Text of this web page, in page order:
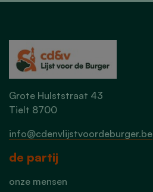
Grote Hulststraat 43
Tielt 8700
info@cdenvlijstvoordeburger.be
de partij
onze mensen